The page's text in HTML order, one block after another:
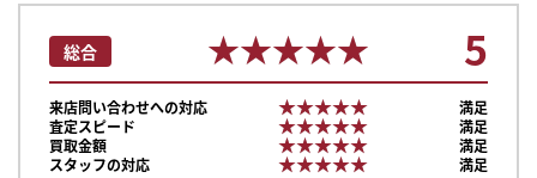
総合 ★★★★★
★★★★★ 5
来店問い合わせへの対応 ★★★★★
★★★★★
満足
査定スピード
★★★★★
★★★★★
満足
買取金額
★★★★★
★★★★★
満足
スタッフの対応
★★★★★
★★★★★ 満足